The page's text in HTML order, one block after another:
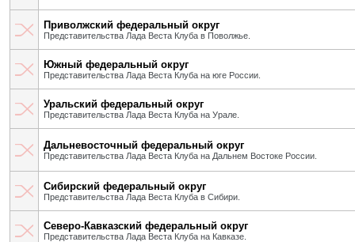
Приволжский федеральный округ
Представительства Лада Веста Клуба в Поволжье.
Южный федеральный округ
Представительства Лада Веста Клуба на юге России.
Уральский федеральный округ
Представительства Лада Веста Клуба на Урале.
Дальневосточный федеральный округ
Представительства Лада Веста Клуба на Дальнем Востоке России.
Сибирский федеральный округ
Представительства Лада Веста Клуба в Сибири.
Северо-Кавказский федеральный округ
Представительства Лада Веста Клуба на Кавказе.